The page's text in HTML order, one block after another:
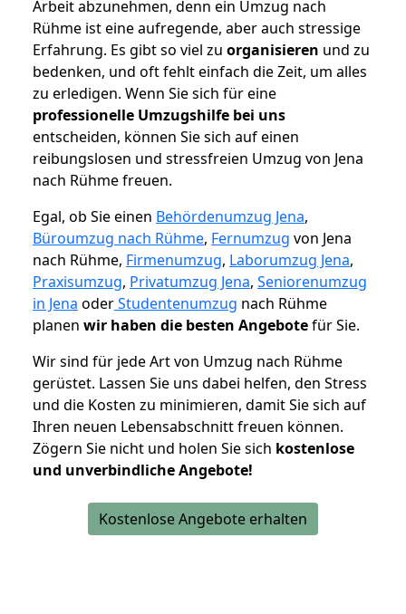
Arbeit abzunehmen, denn ein Umzug nach
Rühme ist eine aufregende, aber auch stressige
Erfahrung. Es gibt so viel zu organisieren und zu
bedenken, und oft fehlt einfach die Zeit, um alles
zu erledigen. Wenn Sie sich für eine
professionelle Umzugshilfe bei uns
entscheiden, können Sie sich auf einen
reibungslosen und stressfreien Umzug von Jena
nach Rühme freuen.
Egal, ob Sie einen Behördenumzug Jena,
Büroumzug nach Rühme, Fernumzug von Jena
nach Rühme, Firmenumzug, Laborumzug Jena,
Praxisumzug, Privatumzug Jena, Seniorenumzug
in Jena oderStudentenumzug nach Rühme
planen wir haben die besten Angebotefür Sie.
Wir sind für jede Art von Umzug nach Rühme
gerüstet. Lassen Sie uns dabei helfen, den Stress
und die Kosten zu minimieren, damit Sie sich auf
Ihren neuen Lebensabschnitt freuen können.
Zögern Sie nicht und holen Sie sich kostenlose
und unverbindliche Angebote!
Kostenlose Angebote erhalten